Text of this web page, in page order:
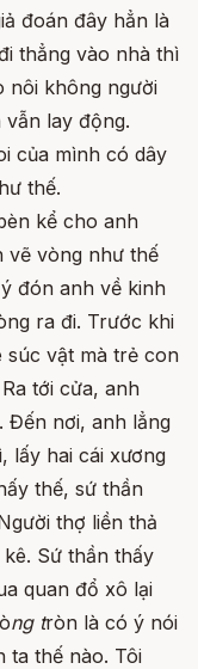
đoán đây hẳn là
thẳng vào nhà thì
nôi không người
vẫn lay động.
của mình có dây
thế.
kể cho anh
vẽ vòng như thế
đón anh về kinh
ra đi. Trước khi
súc vật mà trẻ con
tới cửa, anh
Đến nơi, anh lẳng
lấy hai cái xương
thế, sứ thần
thợ liền thả
Sứ thần thấy
quan đổ xô lại
ng tròn là có ý nói
ta thế nào. Tôi